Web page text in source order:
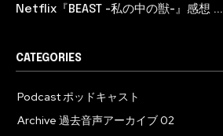
Netflix『BEAST -私の中の獣-』感想 ...
CATEGORIES
Podcast ポッドキャスト
Archive 過去音声アーカイブ 02